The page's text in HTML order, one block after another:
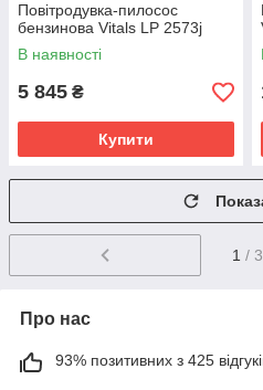
Повітродувка-пилосос
бензинова Vitals LP 2573j
В наявності
5 845 ₴
Купити
1 / 3
Про нас
93% позитивних з 425